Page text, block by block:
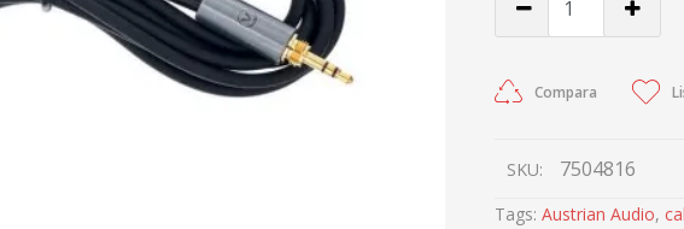
Compara
SKU: 7504816
Tags:Austrian Audio,